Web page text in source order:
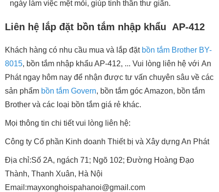
ngày làm việc mệt mỏi, giúp tinh thần thư giãn.
Liên hệ lắp đặt bồn tắm nhập khẩu AP-412
Khách hàng có nhu cầu mua và lắp đặt bồn tắm Brother BY-
8015, bồn tắm nhập khẩu AP-412, ... Vui lòng liên hệ với An
Phát ngay hôm nay để nhận được tư vấn chuyên sâu về các
sản phẩm bồn tắm Govern, bồn tắm góc Amazon, bồn tắm
Brother và các loại bồn tắm giá rẻ khác.
Mọi thông tin chi tiết vui lòng liên hệ:
Công ty Cổ phần Kinh doanh Thiết bị và Xây dựng An Phát
Địa chỉ:Số 2A, ngách 71; Ngõ 102; Đường Hoàng Đạo
Thành, Thanh Xuân, Hà Nội
Email:mayxonghoispahanoi@gmail.com